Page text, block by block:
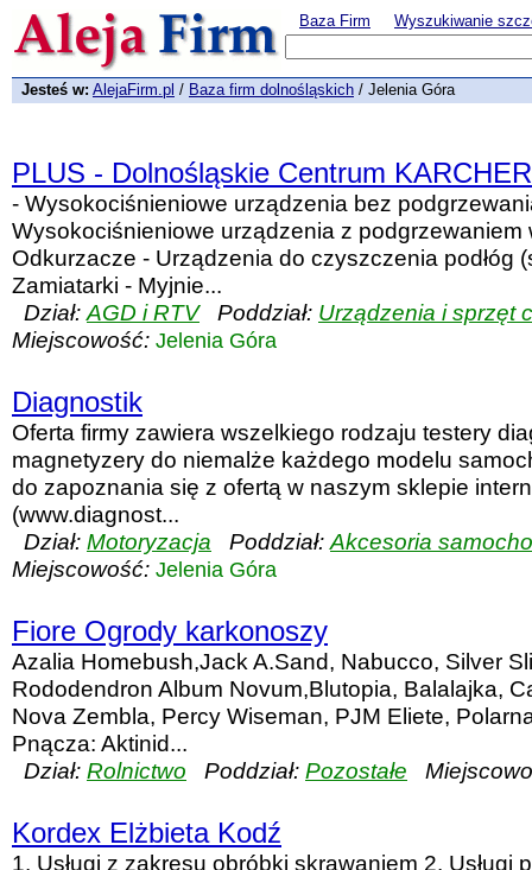
Baza Firm Wyszukiwanie
Jesteś w: AlejaFirm.pl / Baza firm dolnośląskich / Jelenia Góra
PLUS - Dolnośląskie Centrum KARCHER
- Wysokociśnieniowe urządzenia bez
Wysokociśnieniowe urządzenia z podgrzewaniem
Odkurzacze - Urządzenia do czyszczenia podłóg
Zamiatarki - Myjnie...
Dział: AGD i RTVPoddział: Urządzenia i sprzęt
Miejscowość: Jelenia Góra
Diagnostik
Oferta firmy zawiera wszelkiego rodzaju testery
magnetyzery do niemalże każdego modelu
do zapoznania się z ofertą w naszym sklepie
(www.diagnost...
Dział: Motoryzacja Poddział: Akcesoria
Miejscowość: Jelenia Góra
Fiore Ogrody karkonoszy
Azalia Homebush,Jack A.Sand, Nabucco, Silver
Rododendron Album Novum,Blutopia, Balalajka,
Nova Zembla, Percy Wiseman, PJM Eliete,
Pnącza: Aktinid...
Dział: Rolnictwo Poddział: Pozostałe
Kordex Elżbieta Kodź
1. Usługi z zakresu obróbki skrawaniem 2. Usługi